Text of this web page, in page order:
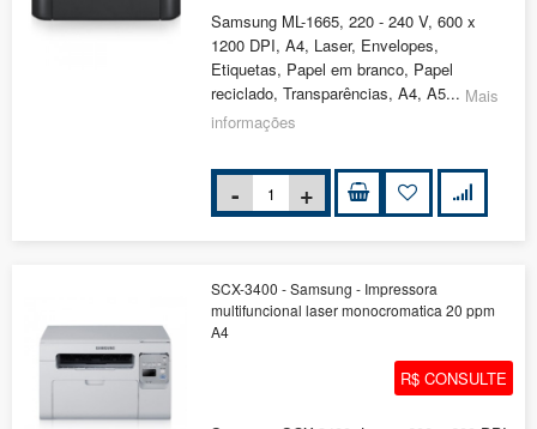
Samsung ML-1665, 220 - 240 V, 600 x
1200 DPI, A4, Laser, Envelopes,
Etiquetas, Papel em branco, Papel
reciclado, Transparências, A4, A5... Mais
informações
SCX-3400 - Samsung - Impressora
multifuncional laser monocromatica 20 ppm
A4
R$ CONSULTE